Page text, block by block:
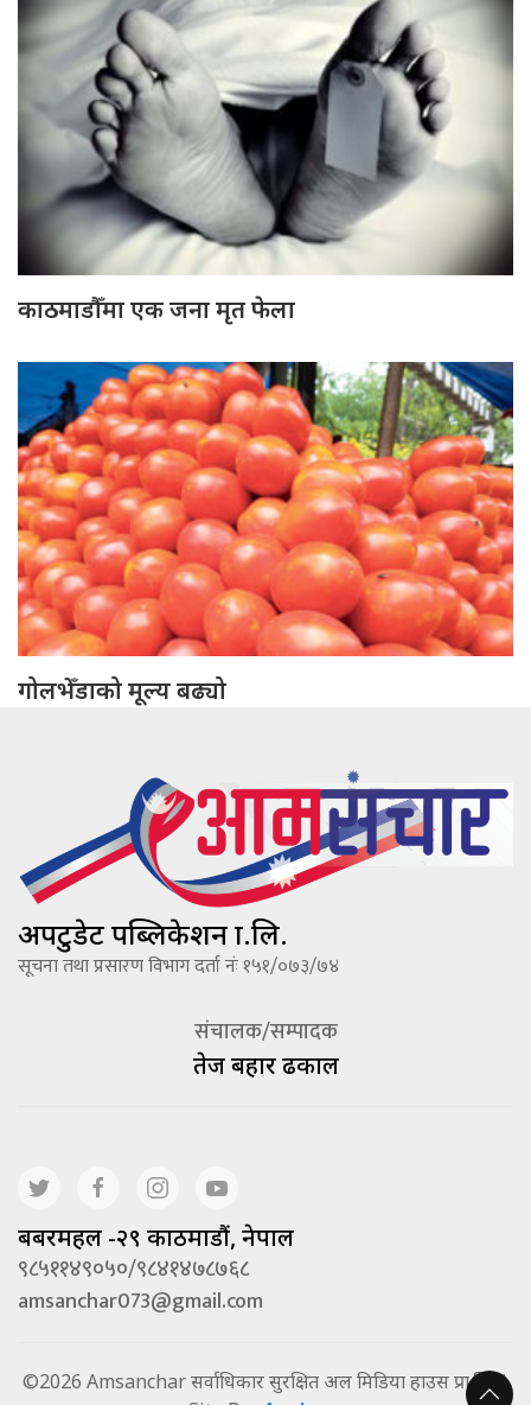
काठमाडौँमा एक जना मृत फेला
गोलभेँडाको मूल्य बढ्यो
अपटुडेट पब्लिकेशन प्रा.लि.
सूचना तथा प्रसारण विभाग दर्ता नंः १५१/०७३/७४
संचालक/सम्पादक
तेज बहादूर ढकाल
बबरमहल -२९ काठमाडौं, नेपाल
९८५११४९०५०/९८४१४७८७६८
amsanchar073@gmail.com
©2026 Amsanchar सर्वाधिकार सुरक्षित अल मिडिया हाउस प्रा.लि. |